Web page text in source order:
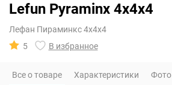
Lefun Pyraminx 4x4x4
Лефан Пираминкс 4х4х4
5
В избранное
Все о товаре Характеристики Фото